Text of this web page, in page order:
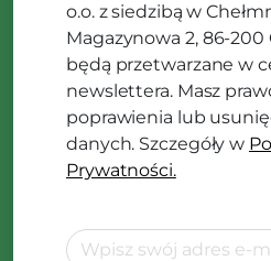
o.o. z siedzibą w
Magazynowa 2, 86-200
będą przetwarzane w
newslettera. Masz
poprawienia lub
danych. Szczegóły w
Prywatności.